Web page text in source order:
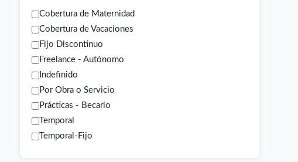
Cobertura de Maternidad
Cobertura de Vacaciones
Fijo Discontinuo
Freelance - Autónomo
Indefinido
Por Obra o Servicio
Prácticas - Becario
Temporal
Temporal-Fijo